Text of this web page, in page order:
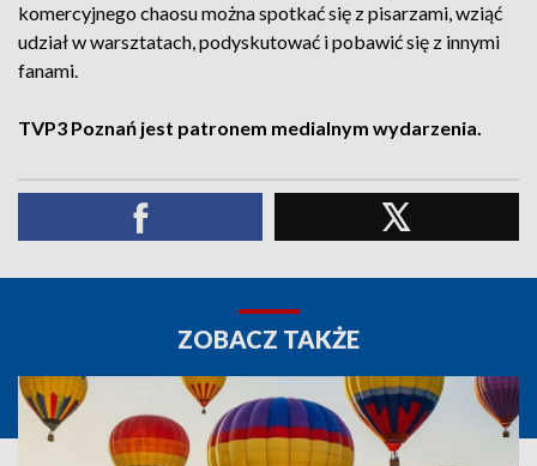
komercyjnego chaosu można spotkać się z pisarzami, wziąć
udział w warsztatach, podyskutować i pobawić się z innymi
fanami.
TVP3 Poznań jest patronem medialnym wydarzenia.
ZOBACZ TAKŻE